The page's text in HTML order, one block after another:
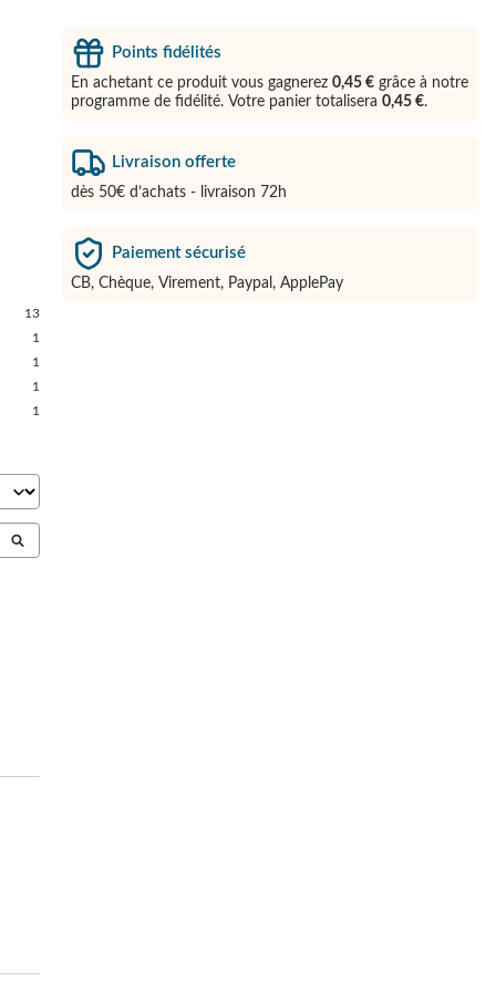
Points fidélités
En achetant ce produit vous gagnerez0,45 € grâce à notre
programme de fidélité. Votre panier totalisera0,45 €.
Livraison offerte
dès 50€ d’achats - livraison 72h
Paiement sécurisé
CB, Chèque, Virement, Paypal, ApplePay
13
1
1
1
1